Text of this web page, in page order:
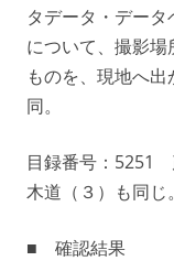
タデータ・デー
について、撮影
ものを、現地へ
同。
目録番号：
木道（３）も同じ。
■ 確認結果